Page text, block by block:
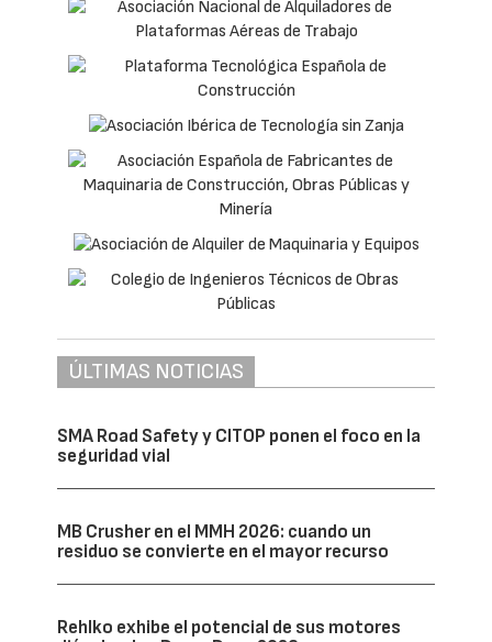
ÚLTIMAS NOTICIAS
SMA Road Safety y CITOP ponen el foco en la
seguridad vial
MB Crusher en el MMH 2026: cuando un
residuo se convierte en el mayor recurso
Rehlko exhibe el potencial de sus motores